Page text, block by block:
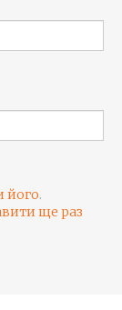
його.
ще раз